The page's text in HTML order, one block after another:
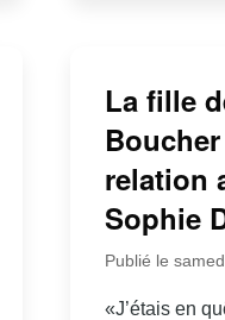
La fille
relation
Sophie
Publié le
«J’étais en